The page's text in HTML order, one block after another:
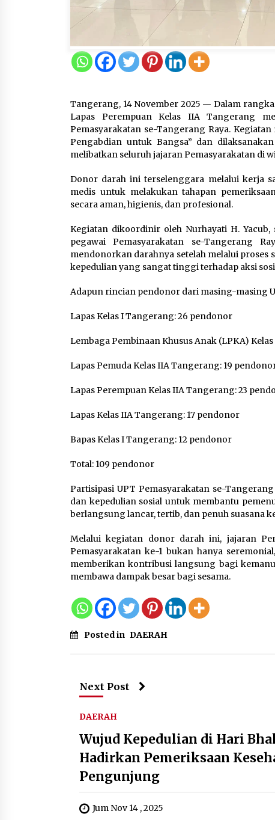
Tangerang, 14 November 2025 — Dalam
Lapas Perempuan Kelas IIA Tangerang
Pemasyarakatan se-Tangerang Raya.
Pengabdian untuk Bangsa” dan
melibatkan seluruh jajaran Pemasyarakatan di
Donor darah ini terselenggara melalui kerja
medis untuk melakukan tahapan
secara aman, higienis, dan profesional.
Kegiatan dikoordinir oleh Nurhayati H.
pegawai Pemasyarakatan se-Tangerang
mendonorkan darahnya setelah melalui
kepedulian yang sangat tinggi terhadap aksi
Adapun rincian pendonor dari masing-masing
Lapas Kelas I Tangerang: 26 pendonor
Lembaga Pembinaan Khusus Anak (LPKA)
Lapas Pemuda Kelas IIA Tangerang: 19
Lapas Perempuan Kelas IIA Tangerang: 23
Lapas Kelas IIA Tangerang: 17 pendonor
Bapas Kelas I Tangerang: 12 pendonor
Total: 109 pendonor
Partisipasi UPT Pemasyarakatan se-
dan kepedulian sosial untuk membantu
berlangsung lancar, tertib, dan penuh suasana
Melalui kegiatan donor darah ini, jajaran
Pemasyarakatan ke-1 bukan hanya
memberikan kontribusi langsung bagi
membawa dampak besar bagi sesama.
Posted in DAERAH
Next Post
DAERAH
Wujud Kepedulian di Hari
Hadirkan Pemeriksaan
Pengunjung
Jum Nov 14 , 2025